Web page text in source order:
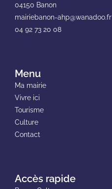
04150 Banon
mairiebanon-ahp@wanadoo.fr
04 92 73 20 08
Menu
Ma mairie
Vivre ici
Tourisme
Culture
Contact
Accès rapide